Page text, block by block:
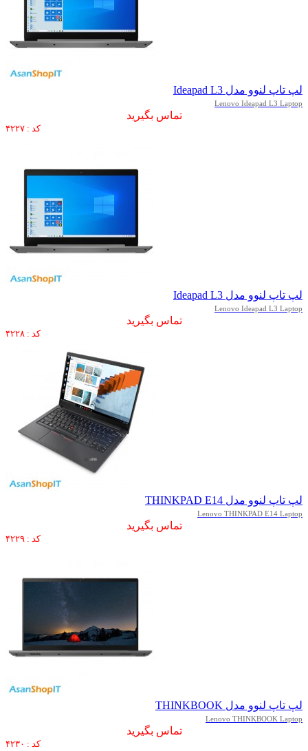
لپ تاپ لنوو مدل Ideapad L3
Lenovo Ideapad L3 Laptop
تماس بگیرید
کد : ۴۲۲۷
لپ تاپ لنوو مدل Ideapad L3
Lenovo Ideapad L3 Laptop
تماس بگیرید
کد : ۴۲۲۸
لپ تاپ لنوو مدل THINKPAD E14
Lenovo THINKPAD E14 Laptop
تماس بگیرید
کد : ۴۲۲۹
لپ تاپ لنوو مدل THINKBOOK
Lenovo THINKBOOK Laptop
تماس بگیرید
کد : ۴۲۳۰